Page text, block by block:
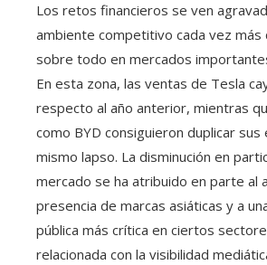
Los retos financieros se ven
ambiente competitivo cada vez más
sobre todo en mercados
En esta zona, las ventas de Tesla
respecto al año anterior, mientras
como BYD consiguieron duplicar
mismo lapso. La disminución en
mercado se ha atribuido en parte al
presencia de marcas asiáticas y a
pública más crítica en ciertos
relacionada con la visibilidad